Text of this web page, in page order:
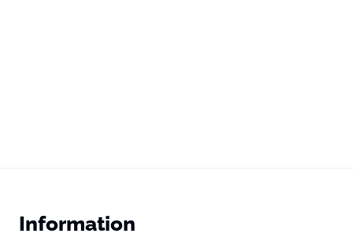
Information